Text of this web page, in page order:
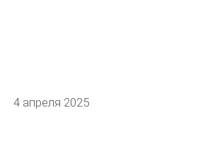
4 апреля 2025